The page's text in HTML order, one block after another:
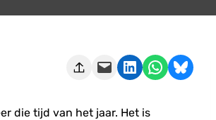
Deze pagina e-mailen Delen op LinkedIn Delen via WhatsApp Share on Bluesky
die tijd van het jaar. Het is